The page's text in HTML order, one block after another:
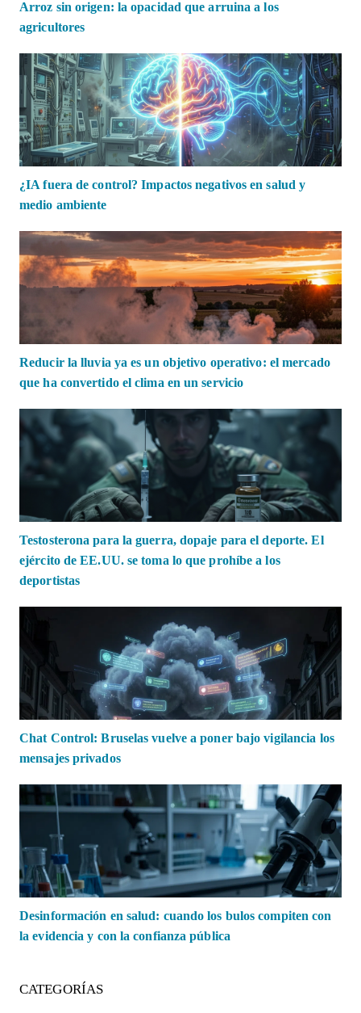
Arroz sin origen: la opacidad que arruina a los
agricultores
¿IA fuera de control? Impactos negativos en salud y
medio ambiente
Reducir la lluvia ya es un objetivo operativo: el mercado
que ha convertido el clima en un servicio
Testosterona para la guerra, dopaje para el deporte. El
ejército de EE.UU. se toma lo que prohíbe a los
deportistas
Chat Control: Bruselas vuelve a poner bajo vigilancia los
mensajes privados
Desinformación en salud: cuando los bulos compiten con
la evidencia y con la confianza pública
CATEGORÍAS